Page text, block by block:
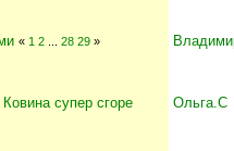
« 1 2 28 29 »
супер сгоре Ольга.С